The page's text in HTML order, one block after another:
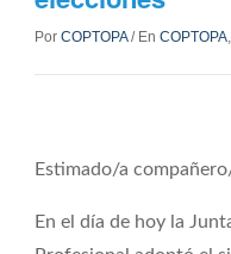
Por COPTOPA/ En COPTOPA,
Estimado/a
En el día de hoy la